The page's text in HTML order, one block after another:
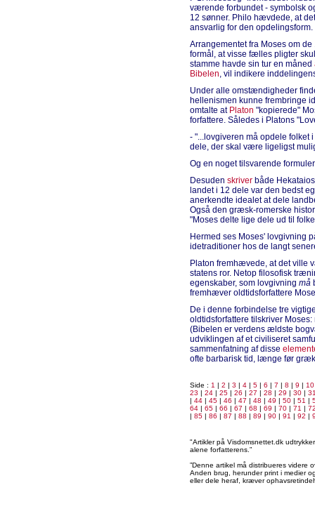
værende forbundet - symbolsk
12 sønner. Philo hævdede, at
ansvarlig for den opdelingsform.
Arrangementet fra Moses om
formål, at visse fælles pligter
stamme havde sin tur en måned
Bibelen, vil indikere
Under alle omstændigheder
hellenismen kunne frembringe
omtalte at Platon "kopierede"
forfattere. Således i Platons
- "...lovgiveren må opdele folket
dele, der skal være ligeligst
Og en noget tilsvarende
Desuden skriver både
landet i 12 dele var den bedst
anerkendte idealet at dele
Også den græsk-romerske
"Moses delte lige dele ud til
Hermed ses Moses' lovgivning
idetraditioner hos de langt
Platon fremhævede, at det ville
statens ror. Netop filosofisk
egenskaber, som lovgivning må
fremhæver oldtidsforfattere
De i denne forbindelse tre
oldtidsforfattere tilskriver
(Bibelen er verdens ældste
udviklingen af et civiliseret
sammenfatning af disse
ofte barbarisk tid, længe før
Side : 1 | 2 | 3 | 4 | 5 | 6 | 7 | 8 | 9 | 10
23 | 24 | 25 | 26 | 27 | 28 | 29 | 30 |
| 44 | 45 | 46 | 47 | 48 | 49 | 50 | 51 |
64 | 65 | 66 | 67 | 68 | 69 | 70 | 71 |
| 85 | 86 | 87 | 88 | 89 | 90 | 91 | 92 |
"Artikler på Visdomsnettet.dk
alene forfatterens.”
”Denne artikel må distribueres videre
Anden brug, herunder print i medier
eller dele heraf, kræver